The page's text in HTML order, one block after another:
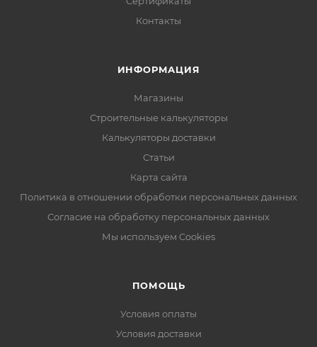
Контакты
ИНФОРМАЦИЯ
Магазины
Строительные калькуляторы
Калькуляторы доставки
Статьи
Карта сайта
Политика в отношении обработки персональных данных
Согласие на обработку персональных данных
Мы используем Cookies
ПОМОЩЬ
Условия оплаты
Условия доставки